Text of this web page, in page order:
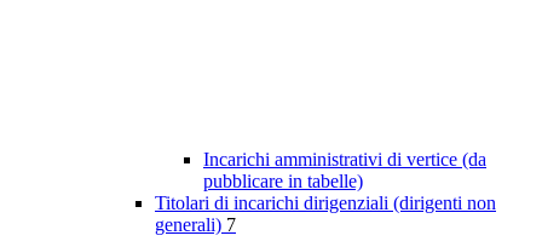
Incarichi amministrativi di vertice (da
pubblicare in tabelle)
Titolari di incarichi dirigenziali (dirigenti non
generali) 7